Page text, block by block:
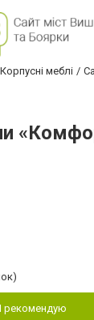
Корпусні меблі
рекомендую